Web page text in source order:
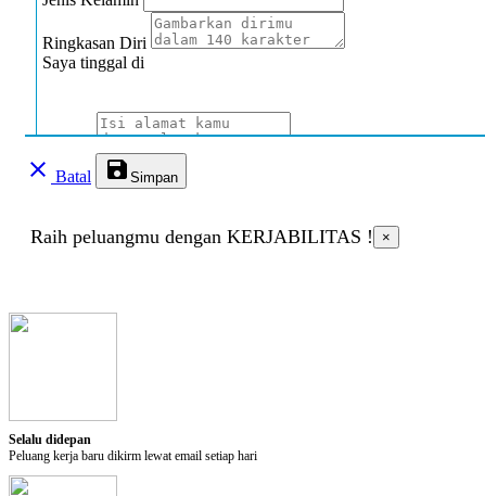
Ringkasan Diri
Saya tinggal di
Alamat
Jenis Disabilitas
Pilihan Privasi
clear Batal save Simpan
Raih peluangmu dengan KERJABILITAS ! ×
Selalu didepan
Peluang kerja baru dikirm lewat email setiap hari